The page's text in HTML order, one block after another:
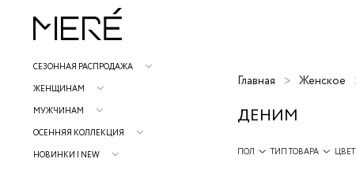
СЕЗОННАЯ РАСПРОДАЖА
ЖЕНЩИНАМ
МУЖЧИНАМ
ОСЕННЯЯ КОЛЛЕКЦИЯ
НОВИНКИ | NEW
Главная Женское
ДЕНИМ
ПОЛ ТИП ТОВАРА ЦВЕТ